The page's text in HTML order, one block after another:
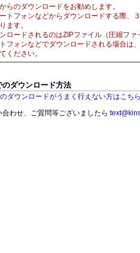
らのダウンロードをお勧めします。
トフォンなどからダウンロードする際、
ます。
ロードされるのはZIPファイル（圧縮フ
フォンなどでダウンロードされる場合は
ください。
のダウンロード方法
ダウンロードがうまく行えない方はこち
合わせ、ご質問等ございましたら